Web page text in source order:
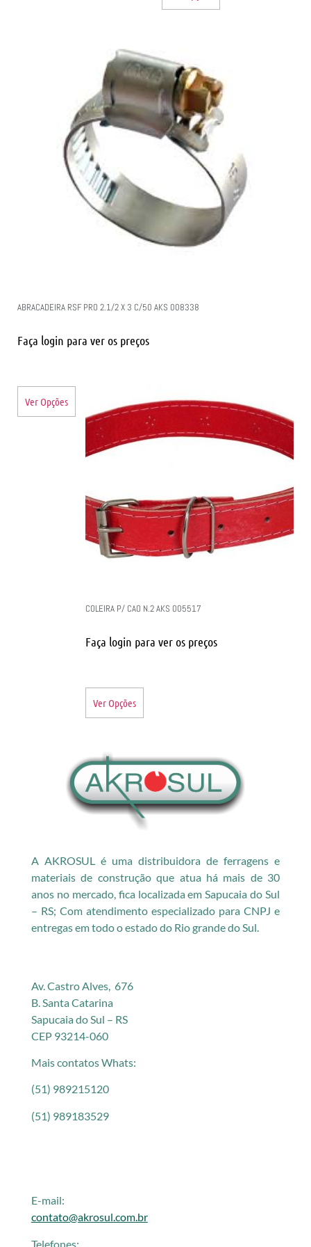
ABRACADEIRA RSF PRO 2.1/2 X 3 C/50 AKS 008338
Faça login para ver os preços
Ver Opções
COLEIRA P/ CAO N.2 AKS 005517
Faça login para ver os preços
Ver Opções
A AKROSUL é uma distribuidora de ferragens e
materiais de construção que atua há mais de 30
anos no mercado, fica localizada em Sapucaia do Sul
– RS; Com atendimento especializado para CNPJ e
entregas em todo o estado do Rio grande do Sul.
Av. Castro Alves, 676
B. Santa Catarina
Sapucaia do Sul – RS
CEP 93214-060
Mais contatos Whats:
(51) 989215120
(51) 989183529
E-mail:
contato@akrosul.com.br
Telefones: